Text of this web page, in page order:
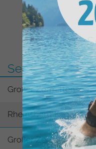
Weitere
See
Großer Zermittensee
Rheinsberg Kagar
Großer Zechliner See